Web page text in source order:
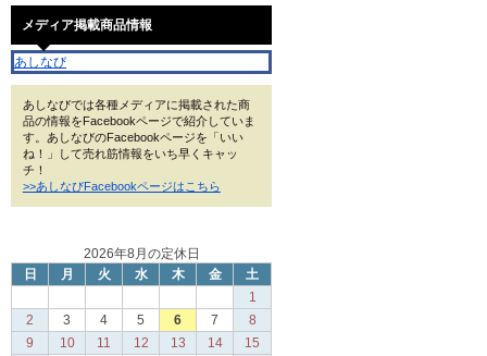
メディア掲載商品情報
あしなび
あしなびでは各種メディアに掲載された商
品の情報をFacebookページで紹介していま
す。あしなびのFacebookページを「いい
ね！」して売れ筋情報をいち早くキャッ
チ！
>>あしなびFacebookページはこちら
2026年8月の定休日
日
月 火 水 木 金
土
1
2
3 4 5 6 7
8
9
10 11 12 13 14
15